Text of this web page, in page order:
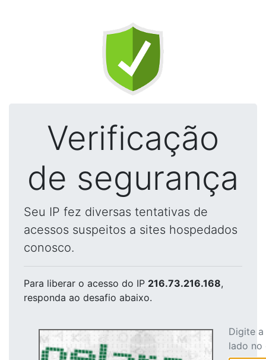
Verificação
de segurança
Seu IP fez diversas tentativas de
acessos suspeitos a sites hospedados
conosco.
Para liberar o acesso do IP 216.73.216.168,
responda ao desafio abaixo.
Digite
lado no